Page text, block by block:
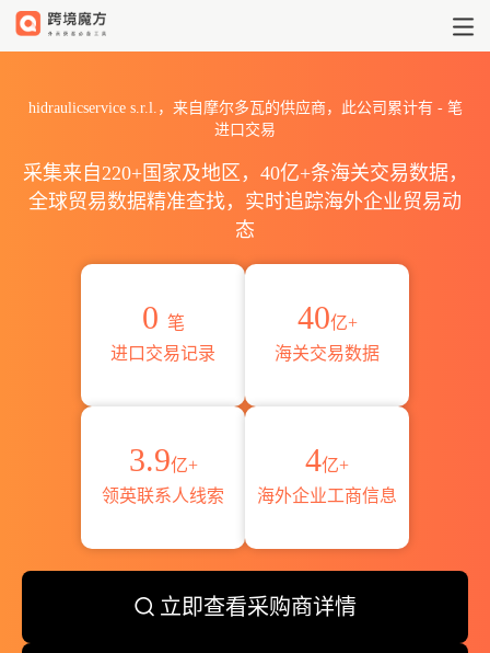
hidraulicservice s.r.l.，来自摩尔多瓦的供应商，此公司累计有 -笔
进口交易
采集来自220+国家及地区，40亿+条海关交易数据，
全球贸易数据精准查找，实时追踪海外企业贸易动
态
0 笔
进口交易记录
40亿+
海关交易数据
3.9亿+
领英联系人线索
4亿+
海外企业工商信息
立即查看采购商详情